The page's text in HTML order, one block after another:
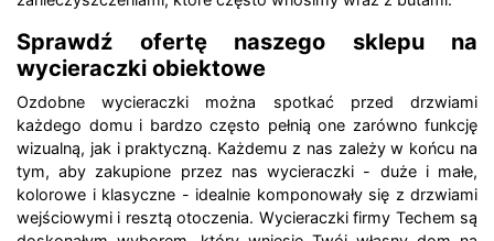
Sprawdź ofertę naszego sklepu na
wycieraczki obiektowe
Ozdobne wycieraczki można spotkać przed drzwiami
każdego domu i bardzo często pełnią one zarówno funkcję
wizualną, jak i praktyczną. Każdemu z nas zależy w końcu na
tym, aby zakupione przez nas wycieraczki - duże i małe,
kolorowe i klasyczne - idealnie komponowały się z drzwiami
wejściowymi i resztą otoczenia. Wycieraczki firmy Techem są